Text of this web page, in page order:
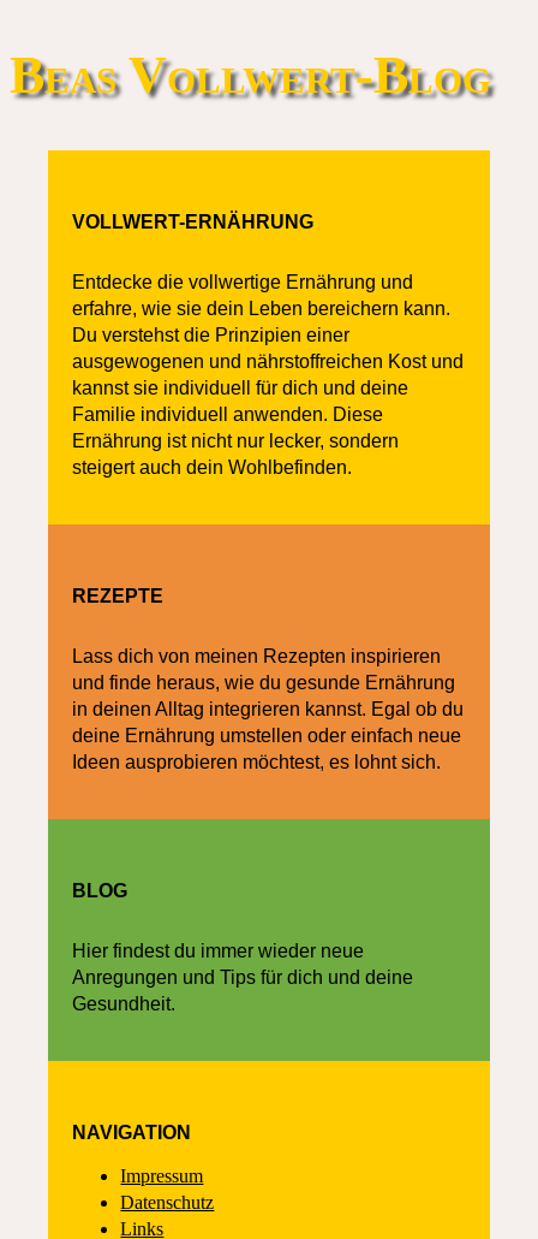
Beas Vollwert-Blog
VOLLWERT-ERNÄHRUNG
Entdecke die vollwertige Ernährung und
erfahre, wie sie dein Leben bereichern kann.
Du verstehst die Prinzipien einer
ausgewogenen und nährstoffreichen Kost und
kannst sie individuell für dich und deine
Familie individuell anwenden. Diese
Ernährung ist nicht nur lecker, sondern
steigert auch dein Wohlbefinden.
REZEPTE
Lass dich von meinen Rezepten inspirieren
und finde heraus, wie du gesunde Ernährung
in deinen Alltag integrieren kannst. Egal ob du
deine Ernährung umstellen oder einfach neue
Ideen ausprobieren möchtest, es lohnt sich.
BLOG
Hier findest du immer wieder neue
Anregungen und Tips für dich und deine
Gesundheit.
NAVIGATION
Impressum
Datenschutz
Links